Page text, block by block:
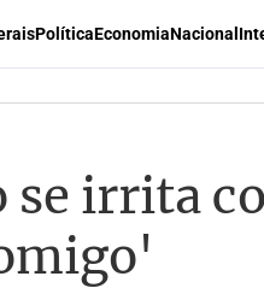
PolíticaEconomiaNacional
irrita